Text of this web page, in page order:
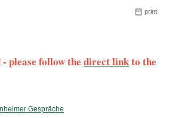
print
please follow the direct linkto the
Gespräche